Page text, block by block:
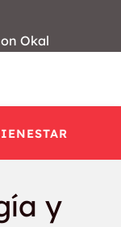
Okal
y